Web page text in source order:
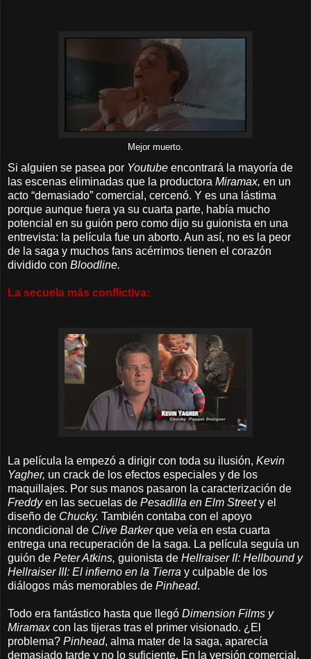
Mejor muerto.
Si alguien se pasea por Youtube encontrará la mayoría de
las escenas eliminadas que la productora Miramax, en un
acto “demasiado” comercial, cercenó. Y es una lástima
porque aunque fuera ya su cuarta parte, había mucho
potencial en su guión pero como dijo su guionista en una
entrevista: la película fue un aborto. Aun así, no es la peor
de la saga y muchos fans acérrimos tienen el corazón
dividido con Bloodline.
La secuela más conflictiva:
La película la empezó a dirigir con toda su ilusión, Kevin
Yagher, un crack de los efectos especiales y de los
maquillajes. Por sus manos pasaron la caracterización de
Freddyen las secuelas de Pesadilla en Elm Streety el
diseño de Chucky. También contaba con el apoyo
incondicional de Clive Barkerque veía en esta cuarta
entrega una recuperación de la saga. La película seguía un
guión de Peter Atkins, guionista de Hellraiser II: Hellbound y
Hellraiser III: El infierno en la Tierra y culpable de los
diálogos más memorables de Pinhead.
Todo era fantástico hasta que llegó Dimension Films y
Miramaxcon las tijeras tras el primer visionado. ¿El
problema? Pinhead, alma mater de la saga, aparecía
demasiado tarde y no lo suficiente. En la versión comercial,